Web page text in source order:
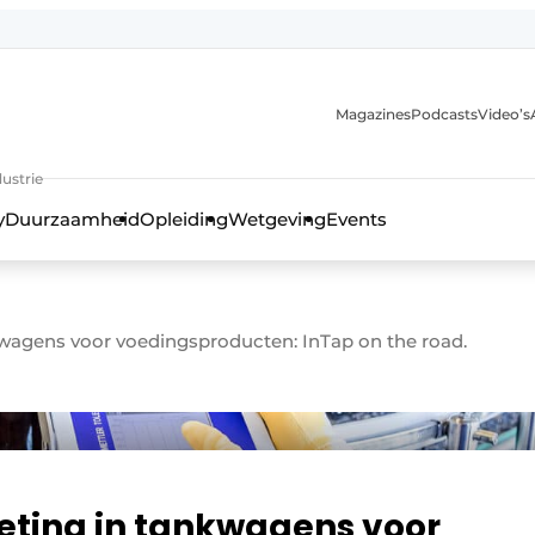
MagazinesPodcastsVideo’s
DuurzaamheidOpleidingWetgevingEvents
voor voedingsproducten: InTap on the road.